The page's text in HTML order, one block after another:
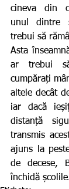
cineva din
unul dintre
trebui să
Asta
ar trebui
cumpărați
altele decât
iar dacă
distanță
transmis
ajuns la
de decese,
închidă